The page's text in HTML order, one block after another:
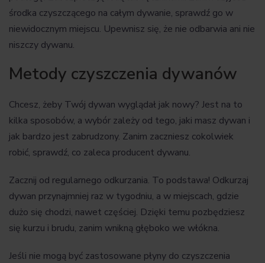
środka czyszczącego na całym dywanie, sprawdź go w
niewidocznym miejscu. Upewnisz się, że nie odbarwia ani nie
niszczy dywanu.
Metody czyszczenia dywanów
Chcesz, żeby Twój dywan wyglądał jak nowy? Jest na to
kilka sposobów, a wybór zależy od tego, jaki masz dywan i
jak bardzo jest zabrudzony. Zanim zaczniesz cokolwiek
robić, sprawdź, co zaleca producent dywanu.
Zacznij od regularnego odkurzania. To podstawa! Odkurzaj
dywan przynajmniej raz w tygodniu, a w miejscach, gdzie
dużo się chodzi, nawet częściej. Dzięki temu pozbędziesz
się kurzu i brudu, zanim wnikną głęboko we włókna.
Jeśli nie mogą być zastosowane płyny do czyszczenia